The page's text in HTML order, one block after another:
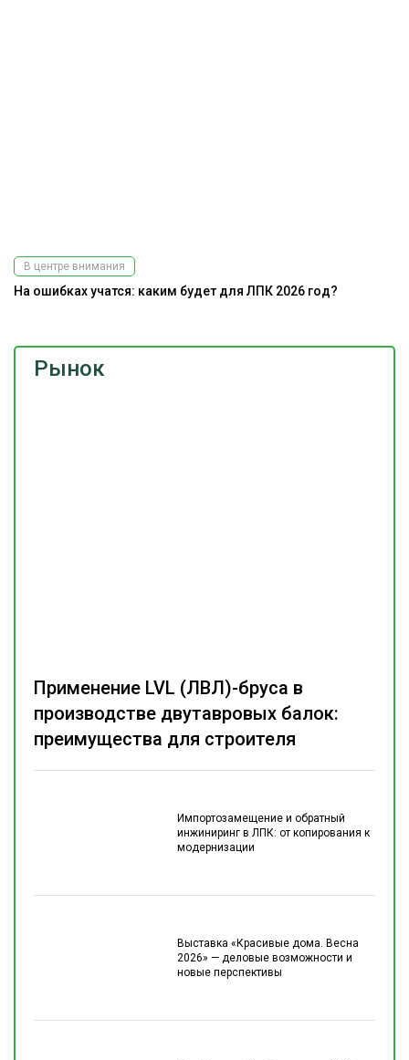
Рынок
Импортозамещение и обратный
инжиниринг в ЛПК: от копирования к
модернизации
Выставка «Красивые дома. Весна
2026» — деловые возможности и
новые перспективы
Применение LVL (ЛВЛ)-бруса в
производстве двутавровых балок:
преимущества для строителя
В центре внимания
На ошибках учатся: каким будет для ЛПК 2026 год?